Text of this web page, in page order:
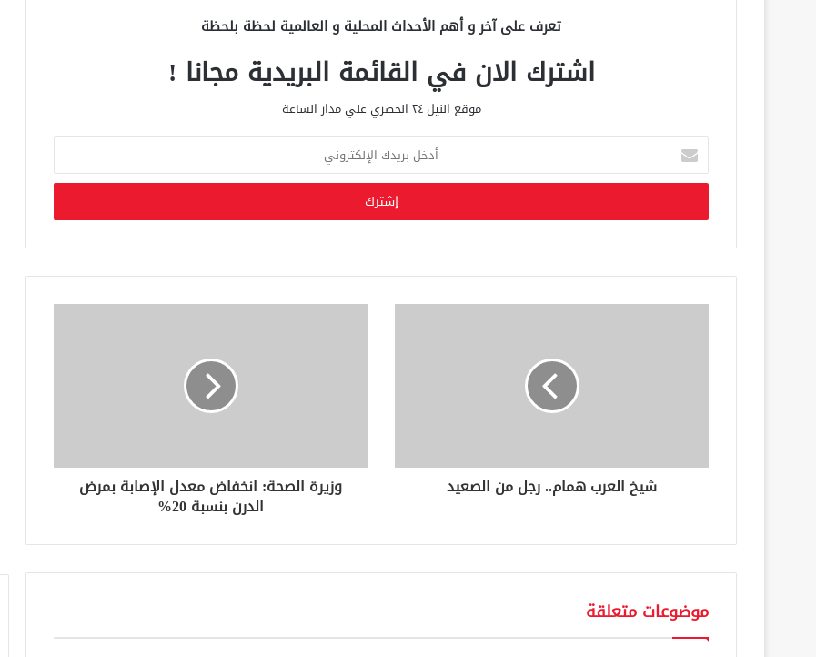
تعرف على آخر و أهم الأحداث المحلية و العالمية لحظة بلحظة
اشترك الان في القائمة البريدية مجانا !
موقع النيل ٢٤ الحصري علي مدار الساعة
خ
ب
ر
د
ك
ن
شيخ العرب همام.. رجل من الصعيد وزيرة الصحة: انخفاض معدل الإصابة بمرض
الدرن بنسبة 20%
موضوعات متعلقة